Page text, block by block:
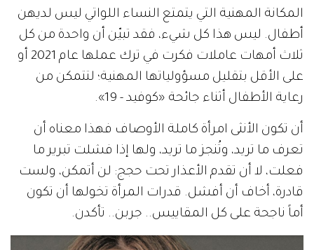
المكانة المهنية التي يتمتع النساء اللواتي ليس لديهن
أطفال. ليس هذا كل شيء، فقد تبيّن أن واحدة من كل
ثلاث أمهات عاملات فكرت في ترك عملها عام 2021 أو
على الأقل بتقليل مسؤولياتها المهنية؛ لتتمكن من
رعاية الأطفال أثناء جائحة «كوفيد - 19».
أن تكون الأنثى امرأة كاملة الأوصاف فهذا معناه أن
تعرف ما تريد، وتُنجز ما تريد، ولها إذا فشلت تبرير ما
فعلت، لا أن تقدم الأعذار تحت حجج: لن أتمكن، ولست
قادرة، أخاف أن أفشل. قدرات المرأة تخولها أن تكون
أماً ناجحة على كل المقاييس.. جربن.. تأكدن.